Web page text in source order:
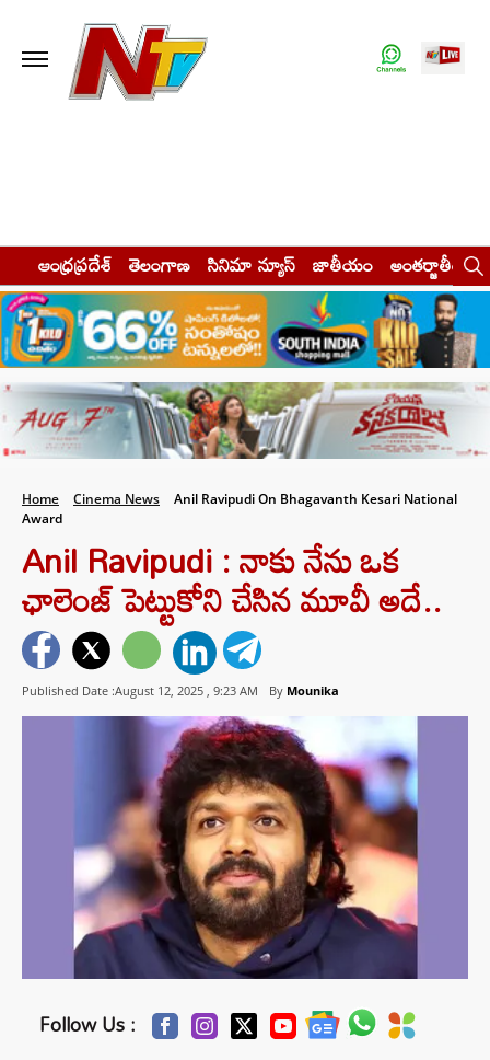
ఆంధ్రప్రదేశ్ తెలంగాణ సినిమా న్యూస్ జాతీయం అంతర్జాతీయం
Home Cinema News
Anil Ravipudi On Bhagavanth Kesari National
Award
Anil Ravipudi : నాకు నేను ఒక
ఛాలెంజ్ పెట్టుకోని చేసిన మూవీ అదే..
Published Date :August 12, 2025 , 9:23 AM By Mounika
Follow Us :